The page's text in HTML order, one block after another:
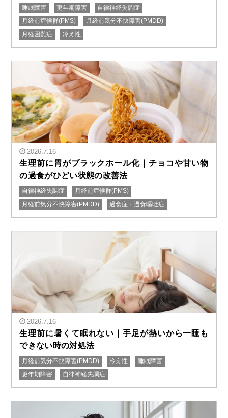
" alt="生理前に寝汗がすごい｜日中も滝汗が止まらない
原因と根本的な対策を解説"/>
睡眠障害 更年期障害
自律神経失調症
月経前症候群(PMS)
月経前気分不快障害(PMDD)
月経困難症
冷え性
" alt="生理前に胃がブラックホール化｜チョコや甘い物
2026.7.16
生理前に胃がブラックホール化｜チョコや甘い物
の過食がひどい状態の改善法
自律神経失調症
月経前症候群(PMS)
月経前気分不快障害(PMDD)
過食症・過食嘔吐症
できない時の対処法"/>
2026.7.16
生理前に暑くて眠れない｜手足が熱いから一睡も
できない時の対処法
月経前気分不快障害(PMDD) 冷え性
睡眠障害
更年期障害
自律神経失調症